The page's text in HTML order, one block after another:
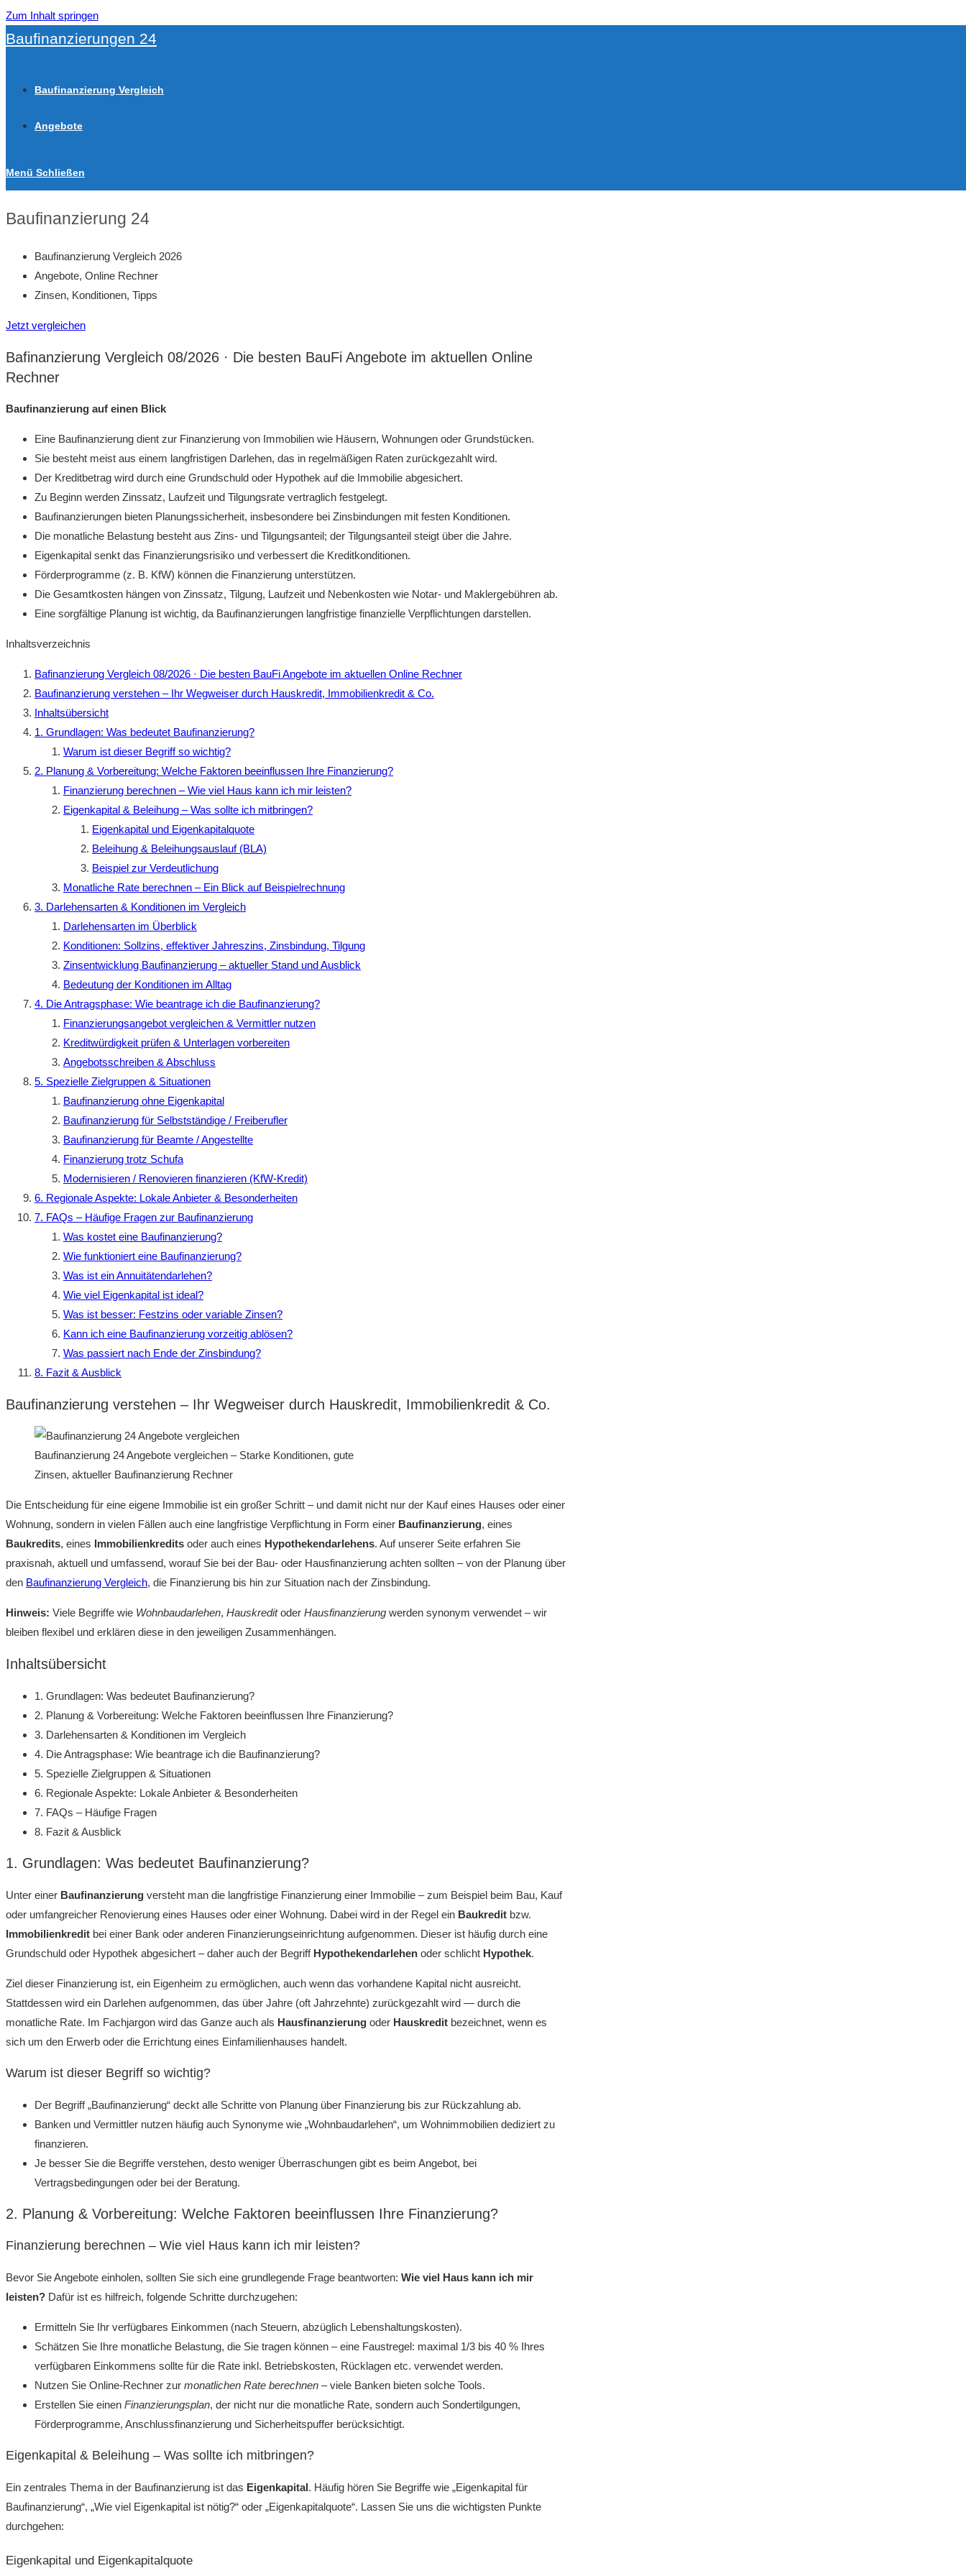
Zum Inhalt springen
Baufinanzierungen 24
Baufinanzierung Vergleich
Angebote
Menü Schließen
Baufinanzierung 24
Baufinanzierung Vergleich 2026
Angebote, Online Rechner
Zinsen, Konditionen, Tipps
Jetzt vergleichen
Bafinanzierung Vergleich 08/2026 · Die besten BauFi Angebote im aktuellen Online
Rechner
Baufinanzierung auf einen Blick
Eine Baufinanzierung dient zur Finanzierung von Immobilien wie Häusern, Wohnungen oder Grundstücken.
Sie besteht meist aus einem langfristigen Darlehen, das in regelmäßigen Raten zurückgezahlt wird.
Der Kreditbetrag wird durch eine Grundschuld oder Hypothek auf die Immobilie abgesichert.
Zu Beginn werden Zinssatz, Laufzeit und Tilgungsrate vertraglich festgelegt.
Baufinanzierungen bieten Planungssicherheit, insbesondere bei Zinsbindungen mit festen Konditionen.
Die monatliche Belastung besteht aus Zins- und Tilgungsanteil; der Tilgungsanteil steigt über die Jahre.
Eigenkapital senkt das Finanzierungsrisiko und verbessert die Kreditkonditionen.
Förderprogramme (z. B. KfW) können die Finanzierung unterstützen.
Die Gesamtkosten hängen von Zinssatz, Tilgung, Laufzeit und Nebenkosten wie Notar- und Maklergebühren ab.
Eine sorgfältige Planung ist wichtig, da Baufinanzierungen langfristige finanzielle Verpflichtungen darstellen.
Inhaltsverzeichnis
Bafinanzierung Vergleich 08/2026 · Die besten BauFi Angebote im aktuellen Online Rechner
Baufinanzierung verstehen – Ihr Wegweiser durch Hauskredit, Immobilienkredit & Co.
Inhaltsübersicht
1. Grundlagen: Was bedeutet Baufinanzierung?
Warum ist dieser Begriff so wichtig?
2. Planung & Vorbereitung: Welche Faktoren beeinflussen Ihre Finanzierung?
Finanzierung berechnen – Wie viel Haus kann ich mir leisten?
Eigenkapital & Beleihung – Was sollte ich mitbringen?
Eigenkapital und Eigenkapitalquote
Beleihung & Beleihungsauslauf (BLA)
Beispiel zur Verdeutlichung
Monatliche Rate berechnen – Ein Blick auf Beispielrechnung
3. Darlehensarten & Konditionen im Vergleich
Darlehensarten im Überblick
Konditionen: Sollzins, effektiver Jahreszins, Zinsbindung, Tilgung
Zinsentwicklung Baufinanzierung – aktueller Stand und Ausblick
Bedeutung der Konditionen im Alltag
4. Die Antragsphase: Wie beantrage ich die Baufinanzierung?
Finanzierungsangebot vergleichen & Vermittler nutzen
Kreditwürdigkeit prüfen & Unterlagen vorbereiten
Angebotsschreiben & Abschluss
5. Spezielle Zielgruppen & Situationen
Baufinanzierung ohne Eigenkapital
Baufinanzierung für Selbstständige / Freiberufler
Baufinanzierung für Beamte / Angestellte
Finanzierung trotz Schufa
Modernisieren / Renovieren finanzieren (KfW-Kredit)
6. Regionale Aspekte: Lokale Anbieter & Besonderheiten
7. FAQs – Häufige Fragen zur Baufinanzierung
Was kostet eine Baufinanzierung?
Wie funktioniert eine Baufinanzierung?
Was ist ein Annuitätendarlehen?
Wie viel Eigenkapital ist ideal?
Was ist besser: Festzins oder variable Zinsen?
Kann ich eine Baufinanzierung vorzeitig ablösen?
Was passiert nach Ende der Zinsbindung?
8. Fazit & Ausblick
Baufinanzierung verstehen – Ihr Wegweiser durch Hauskredit, Immobilienkredit & Co.
Baufinanzierung 24 Angebote vergleichen – Starke Konditionen, gute
Zinsen, aktueller Baufinanzierung Rechner
Die Entscheidung für eine eigene Immobilie ist ein großer Schritt – und damit nicht nur der Kauf eines Hauses oder einer
Wohnung, sondern in vielen Fällen auch eine langfristige Verpflichtung in Form einer Baufinanzierung, eines
Baukredits, eines Immobilienkredits oder auch eines Hypothekendarlehens. Auf unserer Seite erfahren Sie
praxisnah, aktuell und umfassend, worauf Sie bei der Bau- oder Hausfinanzierung achten sollten – von der Planung über
den Baufinanzierung Vergleich, die Finanzierung bis hin zur Situation nach der Zinsbindung.
Hinweis: Viele Begriffe wie Wohnbaudarlehen, Hauskreditoder Hausfinanzierung werden synonym verwendet – wir
bleiben flexibel und erklären diese in den jeweiligen Zusammenhängen.
Inhaltsübersicht
1. Grundlagen: Was bedeutet Baufinanzierung?
2. Planung & Vorbereitung: Welche Faktoren beeinflussen Ihre Finanzierung?
3. Darlehensarten & Konditionen im Vergleich
4. Die Antragsphase: Wie beantrage ich die Baufinanzierung?
5. Spezielle Zielgruppen & Situationen
6. Regionale Aspekte: Lokale Anbieter & Besonderheiten
7. FAQs – Häufige Fragen
8. Fazit & Ausblick
1. Grundlagen: Was bedeutet Baufinanzierung?
Unter einer Baufinanzierung versteht man die langfristige Finanzierung einer Immobilie – zum Beispiel beim Bau, Kauf
oder umfangreicher Renovierung eines Hauses oder einer Wohnung. Dabei wird in der Regel ein Baukredit bzw.
Immobilienkredit bei einer Bank oder anderen Finanzierungseinrichtung aufgenommen. Dieser ist häufig durch eine
Grundschuld oder Hypothek abgesichert – daher auch der Begriff Hypothekendarlehen oder schlicht Hypothek.
Ziel dieser Finanzierung ist, ein Eigenheim zu ermöglichen, auch wenn das vorhandene Kapital nicht ausreicht.
Stattdessen wird ein Darlehen aufgenommen, das über Jahre (oft Jahrzehnte) zurückgezahlt wird — durch die
monatliche Rate. Im Fachjargon wird das Ganze auch als Hausfinanzierung oder Hauskredit bezeichnet, wenn es
sich um den Erwerb oder die Errichtung eines Einfamilienhauses handelt.
Warum ist dieser Begriff so wichtig?
Der Begriff „Baufinanzierung“ deckt alle Schritte von Planung über Finanzierung bis zur Rückzahlung ab.
Banken und Vermittler nutzen häufig auch Synonyme wie „Wohnbaudarlehen“, um Wohnimmobilien dediziert zu
finanzieren.
Je besser Sie die Begriffe verstehen, desto weniger Überraschungen gibt es beim Angebot, bei
Vertragsbedingungen oder bei der Beratung.
2. Planung & Vorbereitung: Welche Faktoren beeinflussen Ihre Finanzierung?
Finanzierung berechnen – Wie viel Haus kann ich mir leisten?
Bevor Sie Angebote einholen, sollten Sie sich eine grundlegende Frage beantworten: Wie viel Haus kann ich mir
leisten? Dafür ist es hilfreich, folgende Schritte durchzugehen:
Ermitteln Sie Ihr verfügbares Einkommen (nach Steuern, abzüglich Lebenshaltungskosten).
Schätzen Sie Ihre monatliche Belastung, die Sie tragen können – eine Faustregel: maximal 1/3 bis 40 % Ihres
verfügbaren Einkommens sollte für die Rate inkl. Betriebskosten, Rücklagen etc. verwendet werden.
Nutzen Sie Online-Rechner zur monatlichen Rate berechnen – viele Banken bieten solche Tools.
Erstellen Sie einen Finanzierungsplan, der nicht nur die monatliche Rate, sondern auch Sondertilgungen,
Förderprogramme, Anschluss­finanzierung und Sicherheitspuffer berücksichtigt.
Eigenkapital & Beleihung – Was sollte ich mitbringen?
Ein zentrales Thema in der Baufinanzierung ist das Eigenkapital. Häufig hören Sie Begriffe wie „Eigenkapital für
Baufinanzierung“, „Wie viel Eigenkapital ist nötig?“ oder „Eigenkapitalquote“. Lassen Sie uns die wichtigsten Punkte
durchgehen:
Eigenkapital und Eigenkapitalquote